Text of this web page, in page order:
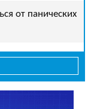
от панических